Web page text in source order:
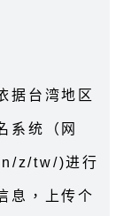
据台湾地区
系统（网
z/tw/)进行
息，上传个